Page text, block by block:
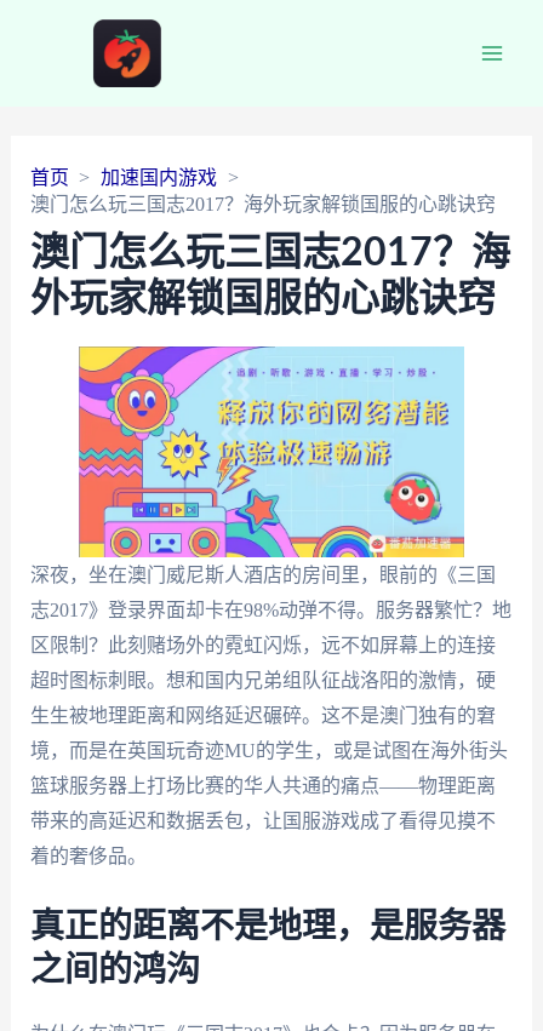
首页
加速国内游戏
澳门怎么玩三国志2017？海外玩家解锁国服的心跳诀窍
澳门怎么玩三国志2017？海
外玩家解锁国服的心跳诀窍
深夜，坐在澳门威尼斯人酒店的房间里，眼前的《三国
志2017》登录界面却卡在98%动弹不得。服务器繁忙？地
区限制？此刻赌场外的霓虹闪烁，远不如屏幕上的连接
超时图标刺眼。想和国内兄弟组队征战洛阳的激情，硬
生生被地理距离和网络延迟碾碎。这不是澳门独有的窘
境，而是在英国玩奇迹MU的学生，或是试图在海外街头
篮球服务器上打场比赛的华人共通的痛点——物理距离
带来的高延迟和数据丢包，让国服游戏成了看得见摸不
着的奢侈品。
真正的距离不是地理，是服务器
之间的鸿沟